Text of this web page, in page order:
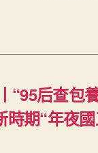
“95后查包
期“年夜